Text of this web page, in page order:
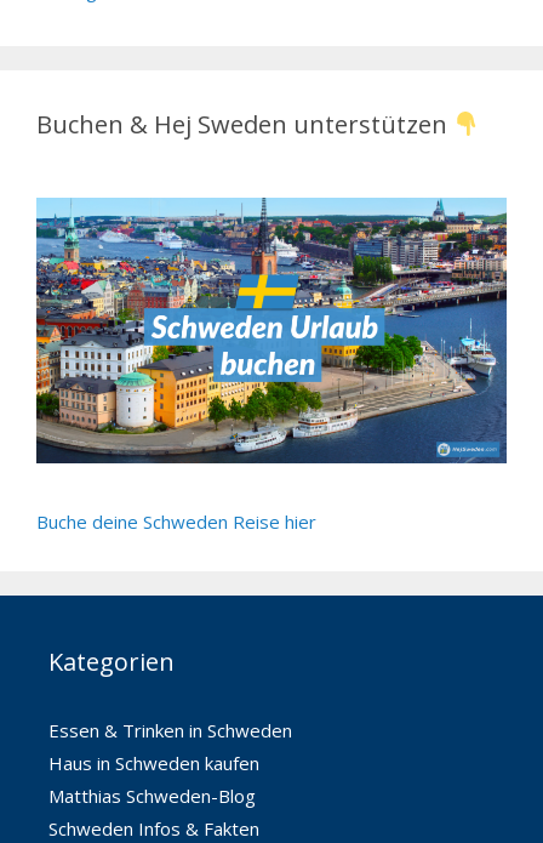
Buchen & Hej Sweden unterstützen
Buche deine Schweden Reise hier
Kategorien
Essen & Trinken in Schweden
Haus in Schweden kaufen
Matthias Schweden-Blog
Schweden Infos & Fakten